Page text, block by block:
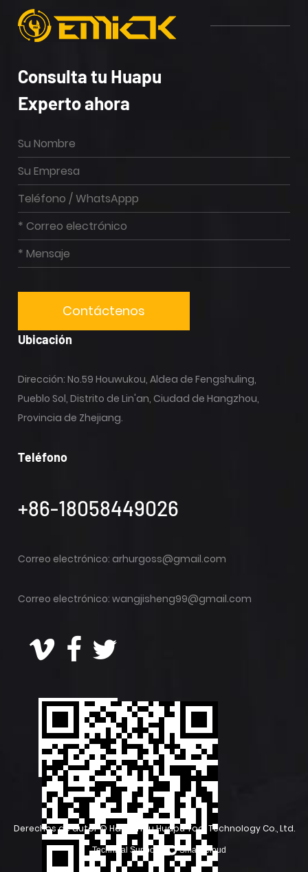
Consulta tu Huapu
Experto ahora
Ubicación
Dirección: No.59 Houwukou, Aldea de Fengshuling,
Pueblo Sol, Distrito de Lin'an, Ciudad de Hangzhou,
Provincia de Zhejiang.
Teléfono
+86-18058449026
Correo electrónico: arhurgoss@gmail.com
Correo electrónico:wangjisheng99@gmail.com
Derechos de autor © Hangzhou Huapu Tool Technology Co., Ltd.
Technical Support ： Smart Cloud